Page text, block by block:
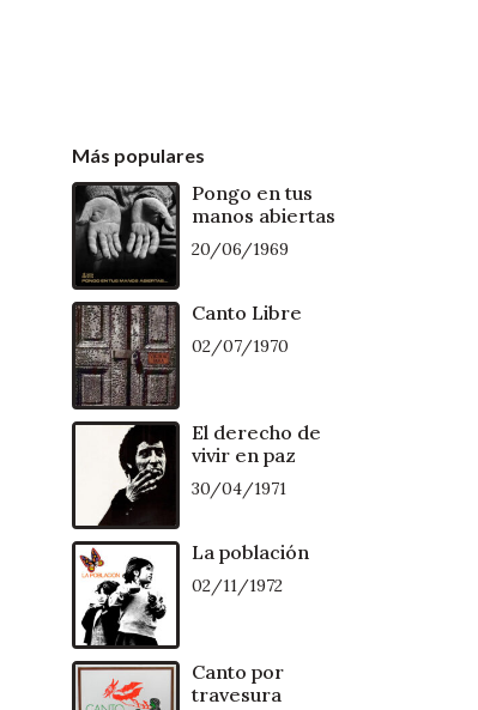
Más populares
Pongo en tus
manos abiertas
20/06/1969
Canto Libre
02/07/1970
El derecho de
vivir en paz
30/04/1971
La población
02/11/1972
Canto por
travesura